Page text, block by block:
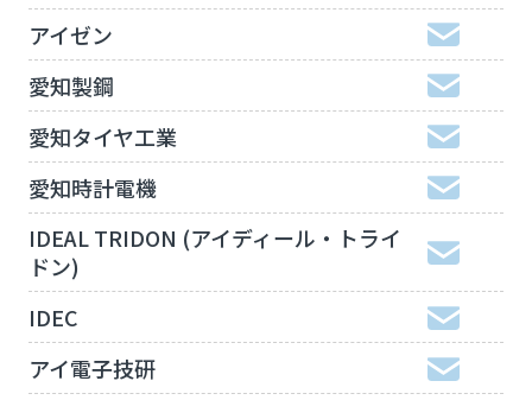
アイゼン
愛知製鋼
愛知タイヤ工業
愛知時計電機
IDEAL TRIDON (アイディール・トライ
ドン)
IDEC
アイ電子技研